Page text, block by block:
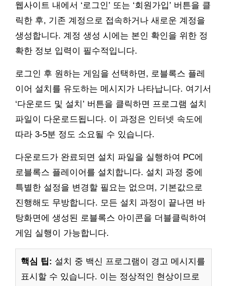
웹사이트 내에서 ‘로그인’ 또는 ‘회원가입’ 버튼을 클
릭한 후, 기존 계정으로 접속하거나 새로운 계정을
생성합니다. 계정 생성 시에는 본인 확인을 위한 정
확한 정보 입력이 필수적입니다.
로그인 후 원하는 게임을 선택하면, 로블록스 플레
이어 설치를 유도하는 메시지가 나타납니다. 여기서
‘다운로드 및 설치’ 버튼을 클릭하면 프로그램 설치
파일이 다운로드됩니다. 이 과정은 인터넷 속도에
따라 3-5분 정도 소요될 수 있습니다.
다운로드가 완료되면 설치 파일을 실행하여 PC에
로블록스 플레이어를 설치합니다. 설치 과정 중에
특별한 설정을 변경할 필요는 없으며, 기본값으로
진행해도 무방합니다. 모든 설치 과정이 끝나면 바
탕화면에 생성된 로블록스 아이콘을 더블클릭하여
게임 실행이 가능합니다.
핵심 팁: 설치 중 백신 프로그램이 경고 메시지를
표시할 수 있습니다. 이는 정상적인 현상이므로